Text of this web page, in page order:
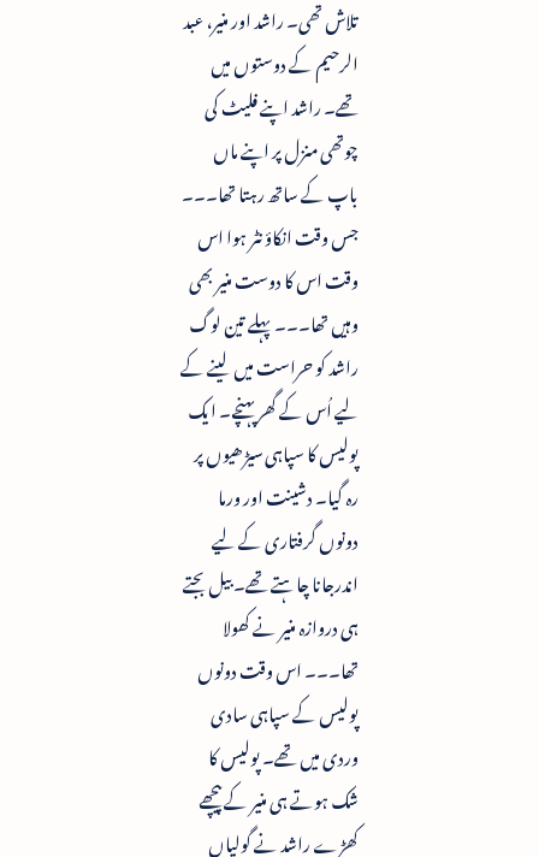
تلاش تھی۔ راشد اور منیر، عبد
الرحیم کے دوستوں میں
تھے۔ راشد اپنے فلیٹ کی
چوتھی منزل پر اپنے ماں
باپ کے ساتھ رہتا تھا۔۔۔
جس وقت انکاؤنٹر ہوا اس
وقت اس کا دوست منیر بھی
وہیں تھا۔۔۔ پہلے تین لوگ
راشد کو حراست میں لینے کے
لیے اُس کے گھر پہنچے۔ ایک
پولیس کا سپاہی سیڑھیوں پر
رہ گیا۔ دشینت اور ورما
دونوں گرفتاری کے لیے
اندرجانا چاہتے تھے۔ بیل بجتے
ہی دروازہ منیر نے کھولا
تھا۔۔۔ اس وقت دونوں
پولیس کے سپاہی سادی
وردی میں تھے۔ پولیس کا
شک ہوتے ہی منیر کے پیچھے
کھڑے راشد نے گولیاں